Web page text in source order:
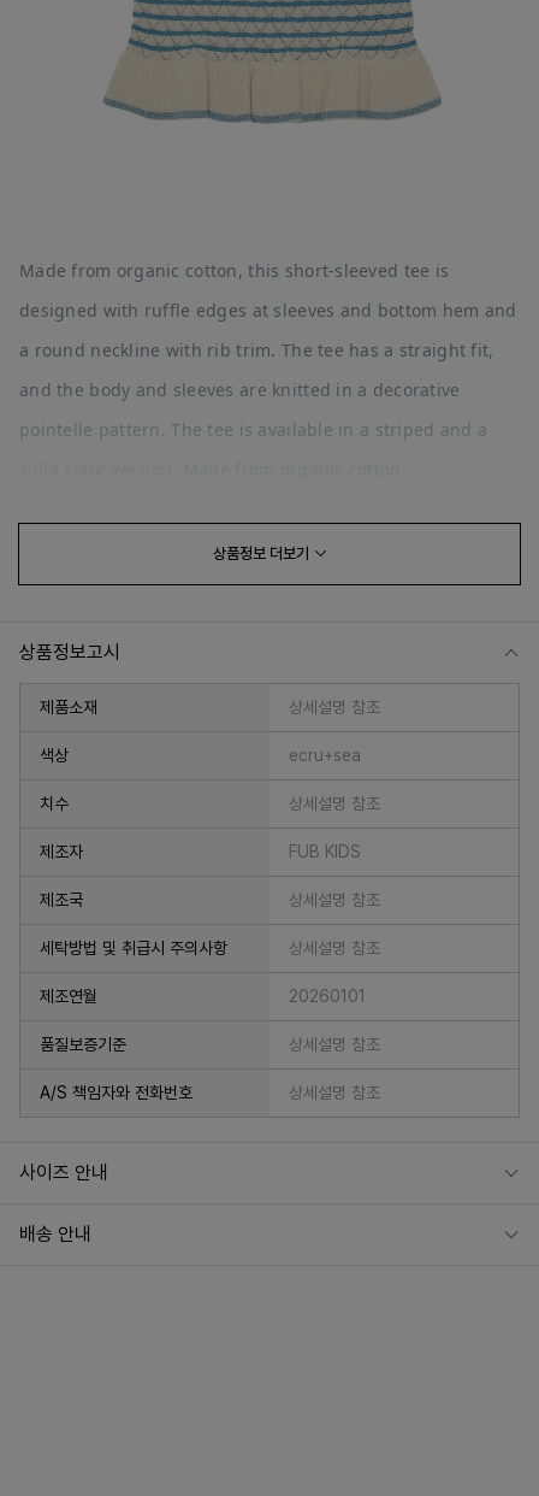
Made from organic cotton, this short-sleeved tee is
designed with ruffle edges at sleeves and bottom hem and
a round neckline with rib trim. The tee has a straight fit,
and the body and sleeves are knitted in a decorative
pointelle pattern. The tee is available in a striped and a
and harvested from non-genetically modified plants,
without the use of chemical fertilizers and pesticides.
상품정보 더보기
상품정보고시
제품소재 상세설명 참조
색상 ecru+sea
치수 상세설명 참조
제조자 FUB KIDS
제조국 상세설명 참조
세탁방법 및 취급시 주의사항 상세설명 참조
제조연월 20260101
품질보증기준 상세설명 참조
A/S 책임자와 전화번호 상세설명 참조
사이즈 안내
배송 안내